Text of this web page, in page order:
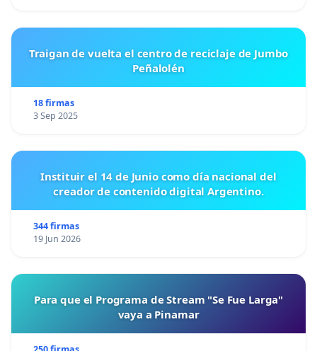
Traigan de vuelta el centro de reciclaje de Jumbo
Peñalolén
18 firmas
3 Sep 2025
Instituir el 14 de Junio como día nacional del
creador de contenido digital Argentino.
344 firmas
19 Jun 2026
Para que el Programa de Stream "Se Fue Larga"
vaya a Pinamar